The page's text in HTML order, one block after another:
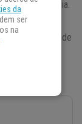
e prudência.
e a buscar
seguros de
e
da
ser
na